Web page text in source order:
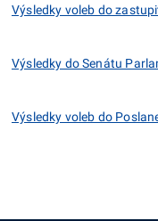
Výsledky voleb do
Výsledky do Senátu
Výsledky voleb do